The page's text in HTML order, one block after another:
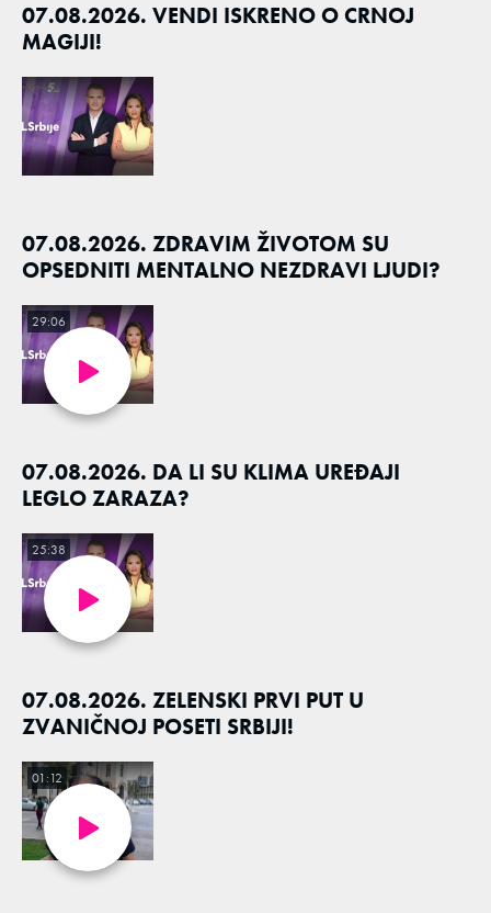
07.08.2026. VENDI ISKRENO O CRNOJ
MAGIJI!
07.08.2026. ZDRAVIM ŽIVOTOM SU
OPSEDNITI MENTALNO NEZDRAVI LJUDI?
07.08.2026. DA LI SU KLIMA UREĐAJI
LEGLO ZARAZA?
29:06
07.08.2026. ZELENSKI PRVI PUT U
ZVANIČNOJ POSETI SRBIJI!
25:38
01:12